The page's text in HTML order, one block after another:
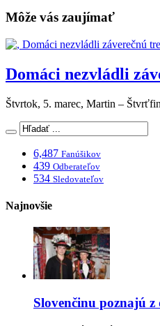
Môže vás zaujímať
Domáci nezvládli
Štvrtok, 5. marec, Martin –
6,487 Fanúšikov
439 Odberateľov
534 Sledovateľov
Najnovšie
Slovenčinu poznajú